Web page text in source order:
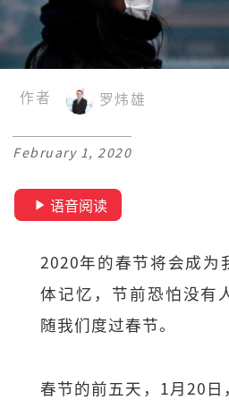
作者 罗炜雄
February 1, 2020
语音阅读
2020年的春节将会成为
体记忆，节前恐怕没有
随我们度过春节。
春节的前五天，1月20日